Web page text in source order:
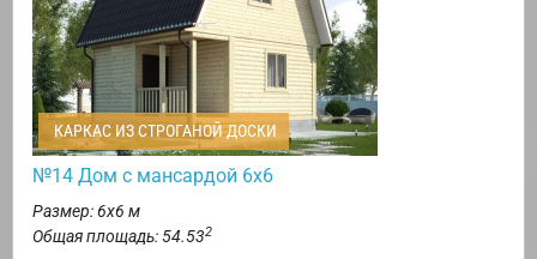
КАРКАС ИЗ СТРОГАНОЙ ДОСКИ
№14 Дом с мансардой 6х6
Размер: 6х6 м
Общая площадь: 54.532